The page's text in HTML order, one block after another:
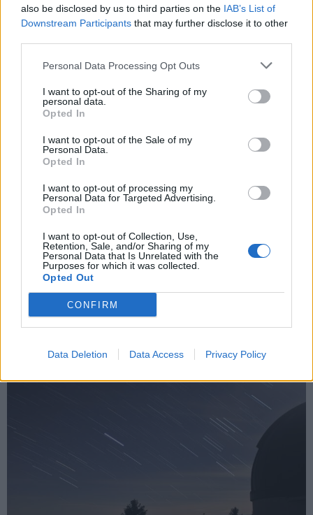
also be disclosed by us to third parties on the IAB’s List of
Downstream Participants that may further disclose it to other
Personal Data Processing Opt Outs
I want to opt-out of the Sharing of my
personal data.
Opted In
I want to opt-out of the Sale of my
Personal Data.
Opted In
I want to opt-out of processing my
Personal Data for Targeted Advertising.
Opted In
I want to opt-out of Collection, Use,
Retention, Sale, and/or Sharing of my
Personal Data that Is Unrelated with the
Purposes for which it was collected.
Opted Out
CONFIRM
Data Deletion Data Access Privacy Policy
SARONNO
Saronno Civica sulle risorse
straordinarie per la scuola Rodari: “Serve
chiarezza su tempi, costi e piano B”